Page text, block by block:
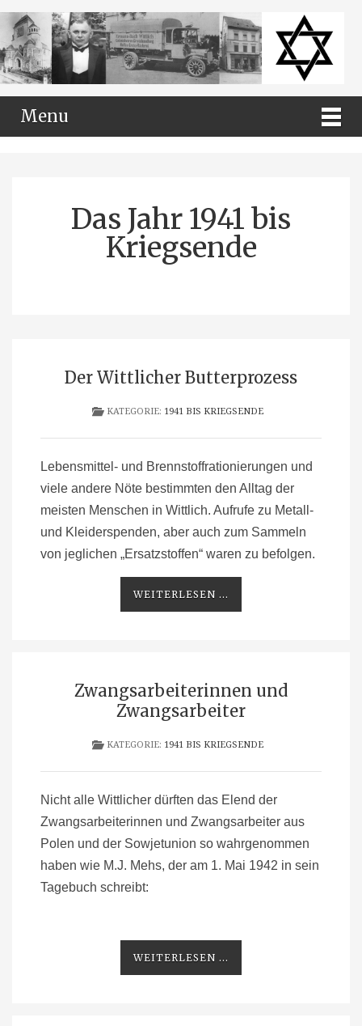
Menu
Das Jahr 1941 bis
Kriegsende
Der Wittlicher Butterprozess
KATEGORIE: 1941 BIS KRIEGSENDE
Lebensmittel- und Brennstoffrationierungen und
viele andere Nöte bestimmten den Alltag der
meisten Menschen in Wittlich. Aufrufe zu Metall-
und Kleiderspenden, aber auch zum Sammeln
von jeglichen „Ersatzstoffen“ waren zu befolgen.
WEITERLESEN ...
Zwangsarbeiterinnen und
Zwangsarbeiter
KATEGORIE: 1941 BIS KRIEGSENDE
Nicht alle Wittlicher dürften das Elend der
Zwangsarbeiterinnen und Zwangsarbeiter aus
Polen und der Sowjetunion so wahrgenommen
haben wie M.J. Mehs, der am 1. Mai 1942 in sein
Tagebuch schreibt:
WEITERLESEN ...